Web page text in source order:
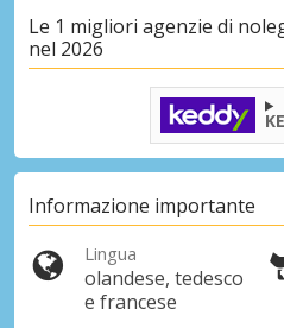
Le 1 migliori agenzie di
nel 2026
Informazione importante
Lingua
olandese, tedesco
e francese